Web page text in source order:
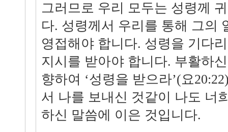
그러므로 우리 모두는 성령께
다. 성령께서 우리를 통해 그의
영접해야 합니다. 성령을 기다
지시를 받아야 합니다. 부활하
향하여 ‘성령을 받으라’(요
서 나를 보내신 것같이 나도 너
하신 말씀에 이은 것입니다.